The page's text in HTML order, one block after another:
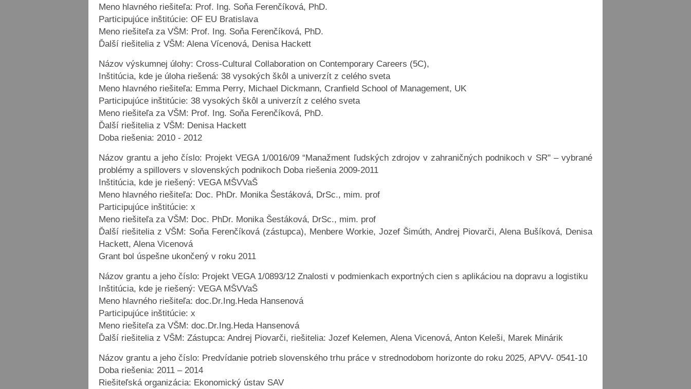
Meno hlavného riešiteľa: Prof. Ing. Soňa Ferenčíková, PhD.
Participujúce inštitúcie: OF EU Bratislava
Meno riešiteľa za VŠM: Prof. Ing. Soňa Ferenčíková, PhD.
Ďalší riešitelia z VŠM: Alena Vícenová, Denisa Hackett
Názov výskumnej úlohy: Cross-Cultural Collaboration on Contemporary Careers (5C),
Inštitúcia, kde je úloha riešená: 38 vysokých škôl a univerzít z celého sveta
Meno hlavného riešiteľa: Emma Perry, Michael Dickmann, Cranfield School of Management, UK
Participujúce inštitúcie: 38 vysokých škôl a univerzít z celého sveta
Meno riešiteľa za VŠM: Prof. Ing. Soňa Ferenčíková, PhD.
Ďalší riešitelia z VŠM: Denisa Hackett
Doba riešenia: 2010 - 2012
Názov grantu a jeho číslo: Projekt VEGA 1/0016/09 “Manažment ľudských zdrojov v zahraničných podnikoch v SR" – vybrané
problémy a spillovers v slovenských podnikoch Doba riešenia 2009-2011
Inštitúcia, kde je riešený: VEGA MŠVVaŠ
Meno hlavného riešiteľa: Doc. PhDr. Monika Šestáková, DrSc., mim. prof
Participujúce inštitúcie: x
Meno riešiteľa za VŠM: Doc. PhDr. Monika Šestáková, DrSc., mim. prof
Ďalší riešitelia z VŠM: Soňa Ferenčíková (zástupca), Menbere Workie, Jozef Šimúth, Andrej Piovarči, Alena Bušíková, Denisa
Hackett, Alena Vicenová
Grant bol úspešne ukončený v roku 2011
Názov grantu a jeho číslo: Projekt VEGA 1/0893/12 Znalosti v podmienkach exportných cien s aplikáciou na dopravu a logistiku
Inštitúcia, kde je riešený: VEGA MŠVVaŠ
Meno hlavného riešiteľa: doc.Dr.Ing.Heda Hansenová
Participujúce inštitúcie: x
Meno riešiteľa za VŠM: doc.Dr.Ing.Heda Hansenová
Ďalší riešitelia z VŠM: Zástupca: Andrej Piovarči, riešitelia: Jozef Kelemen, Alena Vicenová, Anton Keleši, Marek Minárik
Názov grantu a jeho číslo: Predvídanie potrieb slovenského trhu práce v strednodobom horizonte do roku 2025, APVV- 0541-10
Doba riešenia: 2011 – 2014
Riešiteľská organizácia: Ekonomický ústav SAV